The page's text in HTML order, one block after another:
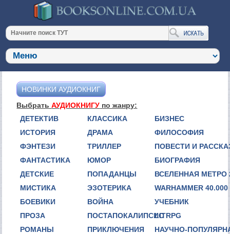
НОВИНКИ АУДИОКНИГ
ВыбратьАУДИОКНИГУ по жанру:
ДЕТЕКТИВ
ИСТОРИЯ
ФЭНТЕЗИ
ФАНТАСТИКА
ДЕТСКИЕ
МИСТИКА
БОЕВИКИ
ПРОЗА
РОМАНЫ
КЛАССИКА
ДРАМА
ТРИЛЛЕР
ЮМОР
ПОПАДАНЦЫ
ЭЗОТЕРИКА
ВОЙНА
ПОСТАПОКАЛИПСИС
ПРИКЛЮЧЕНИЯ
БИЗНЕС
ФИЛОСОФИЯ
ПОВЕСТИ И
БИОГРАФИЯ
ВСЕЛЕННАЯ МЕТРО
WARHAMMER 40.000
УЧЕБНИК
LITRPG
НАУЧНО-